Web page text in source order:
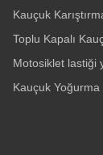
Kauçuk
Toplu Kapalı
Motosiklet lastiği
Kauçuk